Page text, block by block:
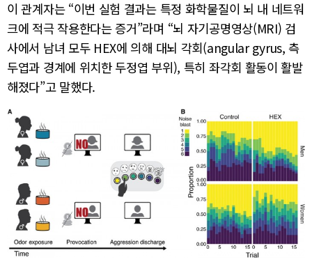
이 관계자는 “이번 실험 결과는 특정 화학물질이 뇌 내 네트워
크에 적극 작용한다는 증거”라며 “뇌 자기공명영상(MRI) 검
사에서 남녀 모두 HEX에 의해 대뇌 각회(angular gyrus, 측
두엽과 경계에 위치한 두정엽 부위), 특히 좌각회 활동이 활발
해졌다”고 말했다.